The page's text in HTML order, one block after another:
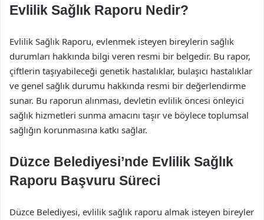
Evlilik Sağlık Raporu Nedir?
Evlilik Sağlık Raporu, evlenmek isteyen bireylerin sağlık
durumları hakkında bilgi veren resmi bir belgedir. Bu rapor,
çiftlerin taşıyabileceği genetik hastalıklar, bulaşıcı hastalıklar
ve genel sağlık durumu hakkında resmi bir değerlendirme
sunar. Bu raporun alınması, devletin evlilik öncesi önleyici
sağlık hizmetleri sunma amacını taşır ve böylece toplumsal
sağlığın korunmasına katkı sağlar.
Düzce Belediyesi’nde Evlilik Sağlık
Raporu Başvuru Süreci
Düzce Belediyesi, evlilik sağlık raporu almak isteyen bireyler